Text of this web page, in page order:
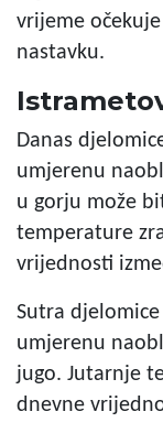
vrijeme
nastavku.
Danas
umjerenu
u gorju može
temperature
vrijednosti
Sutra
umjerenu
jugo. Jutarnje
dnevne